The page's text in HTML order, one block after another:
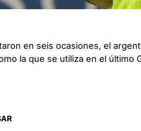
en seis ocasiones, el
la que se utiliza en el último